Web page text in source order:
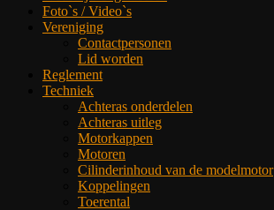
Foto`s / Video`s
Vereniging
Contactpersonen
Lid worden
Reglement
Techniek
Achteras onderdelen
Achteras uitleg
Motorkappen
Motoren
Cilinderinhoud van de modelmotor
Koppelingen
Toerental